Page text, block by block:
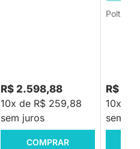
R$ 2.598,88
10x de R$ 259,88
sem juros
COMPRAR
R$
10x de
sem